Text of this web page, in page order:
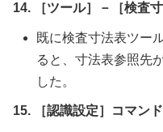
14. ［ツール］－［検査
既に検査寸法表ツー
ると、寸法表参照先
した。
15. ［認識設定］コマンド